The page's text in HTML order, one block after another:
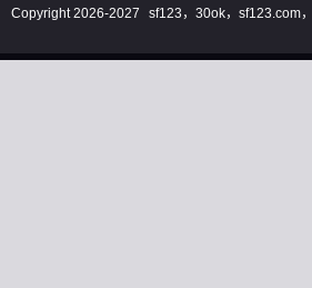
Copyright 2026-2027
sf123，30ok，sf123.com